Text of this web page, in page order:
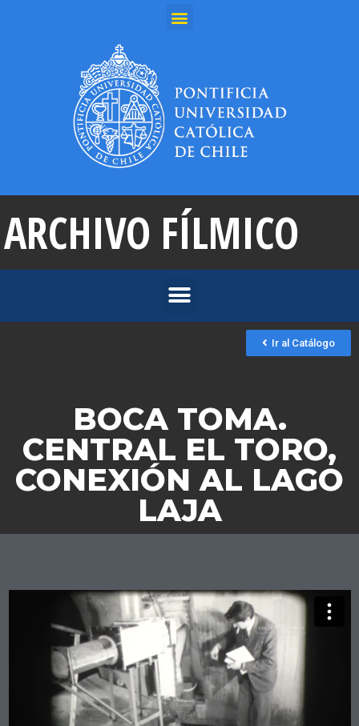
ARCHIVO FÍLMICO
Ir al Catálogo
BOCA TOMA.
CENTRAL EL TORO,
CONEXIÓN AL LAGO
LAJA